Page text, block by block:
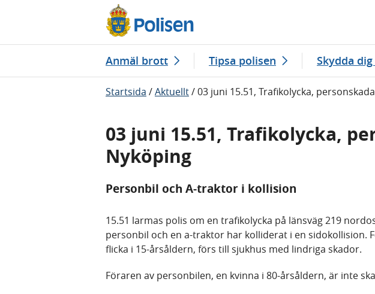
Anmäl brott Tipsa polisen Skydda
Startsida /Aktuellt/03 juni 15.51, Trafikolycka,
03 juni 15.51, Trafikolycka,
Nyköping
Personbil och A-traktor i kollision
15.51 larmas polis om en trafikolycka på länsväg 219
personbil och en a-traktor har kolliderat i en sidokollision.
flicka i 15-årsåldern, förs till sjukhus med lindriga skador.
Föraren av personbilen, en kvinna i 80-årsåldern, är inte